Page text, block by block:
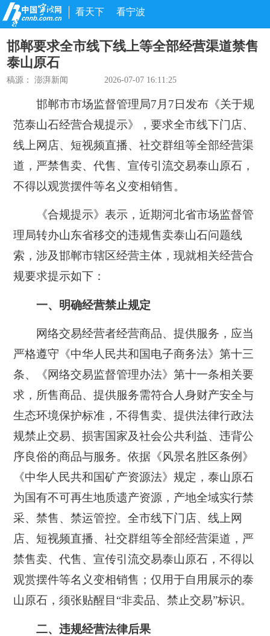
看天下 看宁波
邯郸要求全市线下线上等全部经营渠道禁售
泰山原石
稿源：澎湃新闻 2026-07-07 16:11:25
邯郸市市场监督管理局7月7日发布《关于规
范泰山石经营合规提示》，要求全市线下门店、
线上网店、短视频直播、社交群组等全部经营渠
道，严禁售卖、代售、宣传引流交易泰山原石，
不得以观赏摆件等名义变相销售。
《合规提示》表示，近期河北省市场监督管
理局转办山东省移交的违规售卖泰山石问题线
索，涉及邯郸市辖区经营主体，现就相关经营合
规要求提示如下：
一、明确经营禁止规定
网络交易经营者经营商品、提供服务，应当
严格遵守《中华人民共和国电子商务法》第十三
条、《网络交易监督管理办法》第十一条相关要
求，所售商品、提供服务需符合人身财产安全与
生态环境保护标准，不得售卖、提供法律行政法
规禁止交易、损害国家及社会公共利益、违背公
序良俗的商品与服务。依据《风景名胜区条例》
《中华人民共和国矿产资源法》规定，泰山原石
为国有不可再生地质遗产资源，产地全域实行禁
采、禁售、禁运管控。全市线下门店、线上网
店、短视频直播、社交群组等全部经营渠道，严
禁售卖、代售、宣传引流交易泰山原石，不得以
观赏摆件等名义变相销售；仅用于自用展示的泰
山原石，须张贴醒目“非卖品、禁止交易”标识。
二、违规经营法律后果